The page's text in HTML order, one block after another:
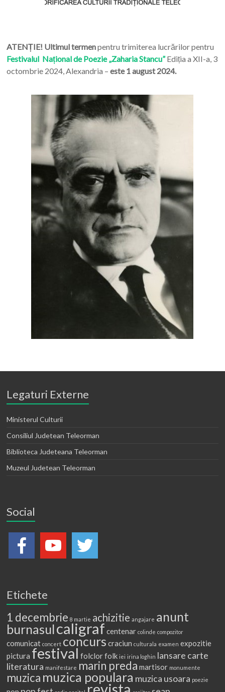
ATENȚIE! Ultimul termenpentru trimiterea lucrărilor pentru
Festivalul Național de Poezie „Zaharia Stancu”Ediția a XII-a, 3
octombrie 2024, Alexandria – este 1 august 2024.
Legaturi Externe
Ministerul Culturii
Consiliul Judetean Teleorman
Biblioteca Judeteana Teleorman
Muzeul Judetean Teleorman
Social
Etichete
1 decembrie 8 martie achizitie angajare anunt
burnasulcaligraf centenar colinde compozitor
comunicat concert concurs craciun culturala examen expozitie
pictura festival folclorfolk iei irina loghin lansare carte
literatura manifestare marin preda martisor monumente
muzica muzica populara muzica usoara poezie